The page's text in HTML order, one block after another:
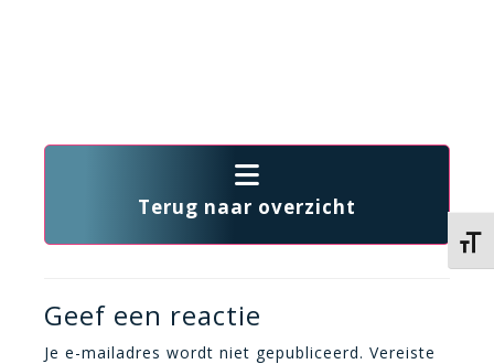
Terug naar overzicht
Geef een reactie
Je e-mailadres wordt niet gepubliceerd. Vereiste